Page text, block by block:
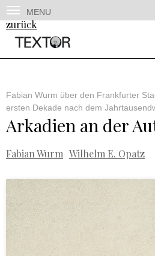
MENU
zurück
Fabian Wurm über den Frankfurter
ersten Dekade nach dem
Arkadien an der
Fabian Wurm Wilhelm E. Opatz